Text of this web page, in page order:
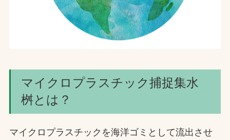
マイクロプラスチック捕捉集水
桝とは？
マイクロプラスチックを海洋ゴミとして流出させ